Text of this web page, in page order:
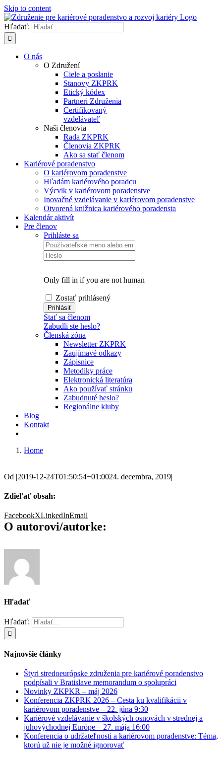
Skip to content
Hľadať:
O nás
O Združení
Ciele a poslanie
Stanovy ZKPRK
Etický kódex
Partneri Združenia
Certifikovaný
vzdelávateľ
Naši členovia
Rada ZKPRK
Členovia ZKPRK
Ako sa stať členom
Kariérové poradenstvo
O kariérovom poradenstve
Hľadám kariérového poradcu
Výcvik v kariérovom poradenstve
Inovačné vzdelávanie v kariérovom poradenstve
Otvorená knižnica kariérového poradensta
Kalendár aktivít
Pre členov
Prihláste sa
Only fill in if you are not human
Zostať prihlásený
Stať sa členom
Zabudli ste heslo?
Členská zóna
Newsletter ZKPRK
Zaujímavé odkazy
Zápisnice
Metodiky práce
Elektronická literatúra
Ako používať stránku
Zabudnuté heslo?
Regionálne kluby
Blog
Kontakt
Home
Od |2019-12-24T01:50:54+01:0024. decembra, 2019|
Zdieľať obsah:
FacebookXLinkedInEmail
O autorovi/autorke:
Hľadať
Hľadať:
Najnovšie články
Štyri stredoeurópske združenia pre kariérové poradenstvo
podpísali v Bratislave memorandum o spolupráci
Novinky ZKPKR – máj 2026
Konferencia ZKPRK 2026 – Cesta ku kvalifikácii v
kariérovom poradenstve – 22. júna 9:30
Kariérové vzdelávanie v školských osnovách v strednej a
juhovýchodnej Európe – 27. mája 16:00
Konferencia o udržateľnosti a kariérovom poradenstve: Téma,
ktorú už nie je možné ignorovať